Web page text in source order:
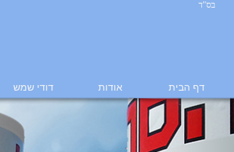
דף הבית אודות דודי שמש
בס"ד